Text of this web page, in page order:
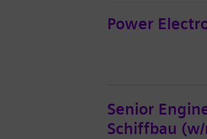
Power
Senior
Schiffbau (w/